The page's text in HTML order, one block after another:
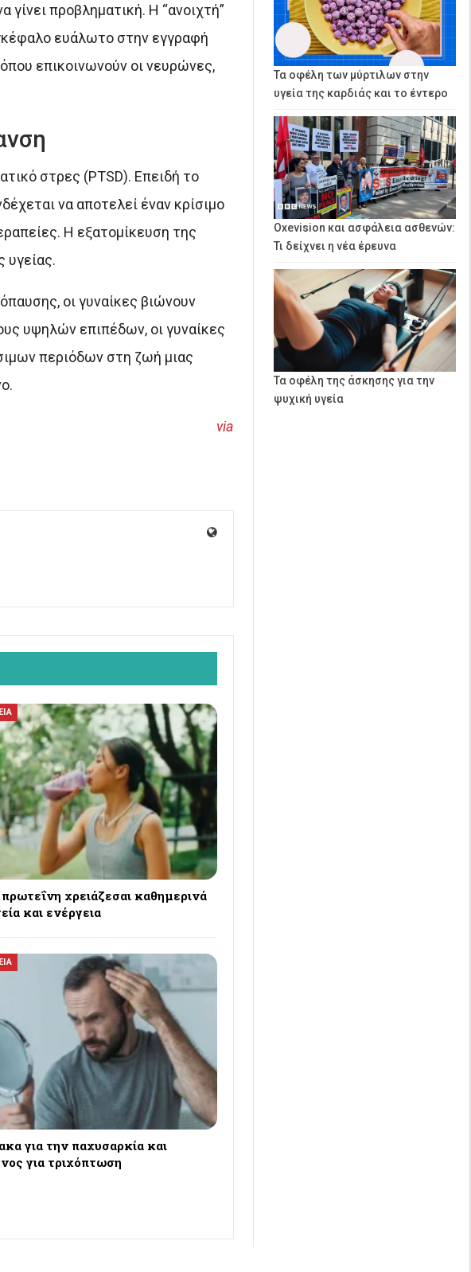
προβληματική. Η “ανοιχτή”
ευάλωτο στην εγγραφή
επικοινωνούν οι νευρώνες,
στρες (PTSD). Επειδή το
να αποτελεί έναν κρίσιμο
Η εξατομίκευση της
υγείας.
οι γυναίκες βιώνουν
υψηλών επιπέδων, οι γυναίκες
περιόδων στη ζωή μιας
via
χρειάζεσαι καθημερινά
και ενέργεια
για την παχυσαρκία και
για τριχόπτωση
Τα οφέλη των μύρτιλων στην
υγεία της καρδιάς και το έντερο
Oxevision και ασφάλεια ασθενών:
Τι δείχνει η νέα έρευνα
Τα οφέλη της άσκησης για την
ψυχική υγεία